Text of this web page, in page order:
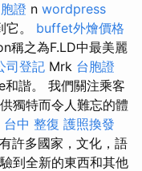
證 n wordpress
。 buffet外燴價格
稱之為F.LD中最美麗
司登記 Mrk 台胞證
和諧。 我們關注乘客
獨特而令人難忘的體
台中 整復 護照換發
許多國家，文化，語
到全新的東西和其他